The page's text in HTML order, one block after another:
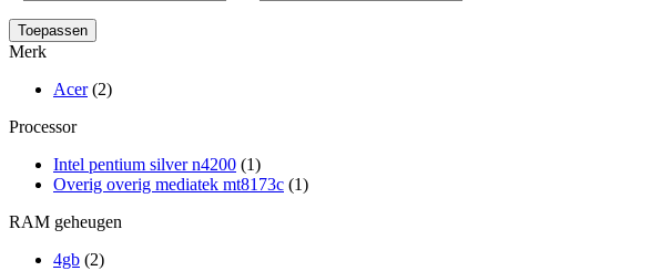
Merk
Acer(2)
Processor
Intel pentium silver n4200 (1)
Overig overig mediatek mt8173c (1)
RAM geheugen
4gb (2)